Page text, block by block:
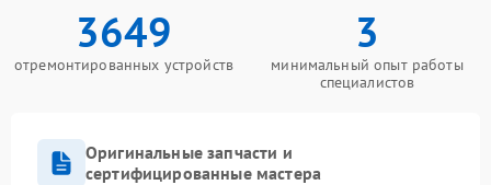
3649
отремонтированных устройств
3
минимальный опыт работы
специалистов
Оригинальные запчасти и
сертифицированные мастера